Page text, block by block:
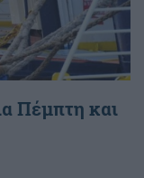
Πέμπτη και